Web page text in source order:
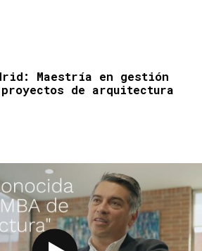
Maestría en gestión
de arquitectura